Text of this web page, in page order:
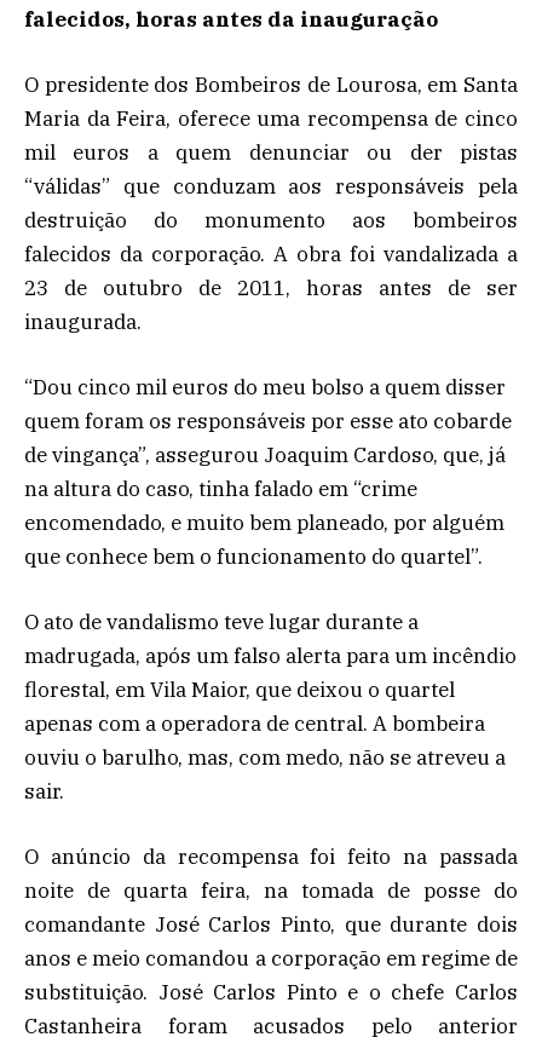
falecidos, horas antes da inauguração
O presidente dos Bombeiros de Lourosa, em Santa
Maria da Feira, oferece uma recompensa de cinco
mil euros a quem denunciar ou der pistas
“válidas” que conduzam aos responsáveis pela
destruição do monumento aos bombeiros
falecidos da corporação. A obra foi vandalizada a
23 de outubro de 2011, horas antes de ser
inaugurada.
“Dou cinco mil euros do meu bolso a quem disser
quem foram os responsáveis por esse ato cobarde
de vingança”, assegurou Joaquim Cardoso, que, já
na altura do caso, tinha falado em “crime
encomendado, e muito bem planeado, por alguém
que conhece bem o funcionamento do quartel”.
O ato de vandalismo teve lugar durante a
madrugada, após um falso alerta para um incêndio
florestal, em Vila Maior, que deixou o quartel
apenas com a operadora de central. A bombeira
ouviu o barulho, mas, com medo, não se atreveu a
sair.
O anúncio da recompensa foi feito na passada
noite de quarta feira, na tomada de posse do
comandante José Carlos Pinto, que durante dois
anos e meio comandou a corporação em regime de
substituição. José Carlos Pinto e o chefe Carlos
Castanheira foram acusados pelo anterior